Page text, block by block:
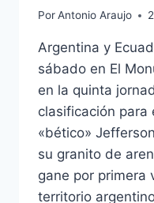
PorAntonio Araujo
Argentina y
sábado en El
en la quinta
clasificación para
«bético»
su granito de
gane por primera
territorio